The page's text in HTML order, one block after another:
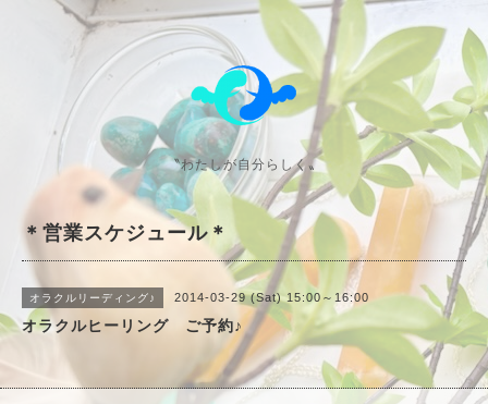
〝わたしが自分らしく〟
＊営業スケジュール＊
オラクルリーディング♪ 2014-03-29 (Sat) 15:00～16:00
オラクルヒーリング ご予約♪